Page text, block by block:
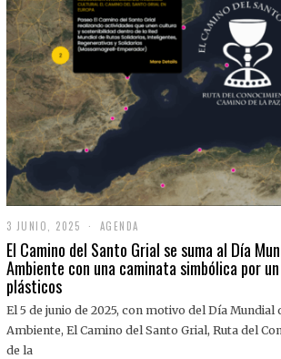
3 JUNIO, 2025
J
U
N
,
0
AGENDA
El Camino del Santo Grial se suma al Día
Ambiente con una caminata simbólica por
plásticos
El 5 de junio de 2025, con motivo del Día Mundial
Ambiente, El Camino del Santo Grial, Ruta del
de la